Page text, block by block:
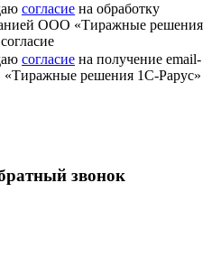
согласие на обработку
ООО «Тиражные решения
согласие на получение email-
решения 1С-Рарус»
звонок